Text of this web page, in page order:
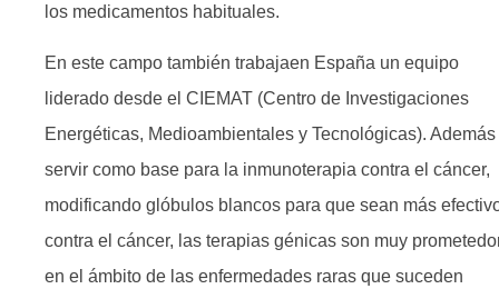
los medicamentos habituales.
En este campo también trabajaen España un equipo
liderado desde el CIEMAT (Centro de Investigaciones
Energéticas, Medioambientales y Tecnológicas). Además
servir como base para la inmunoterapia contra el cáncer,
modificando glóbulos blancos para que sean más
contra el cáncer, las terapias génicas son muy
en el ámbito de las enfermedades raras que suceden